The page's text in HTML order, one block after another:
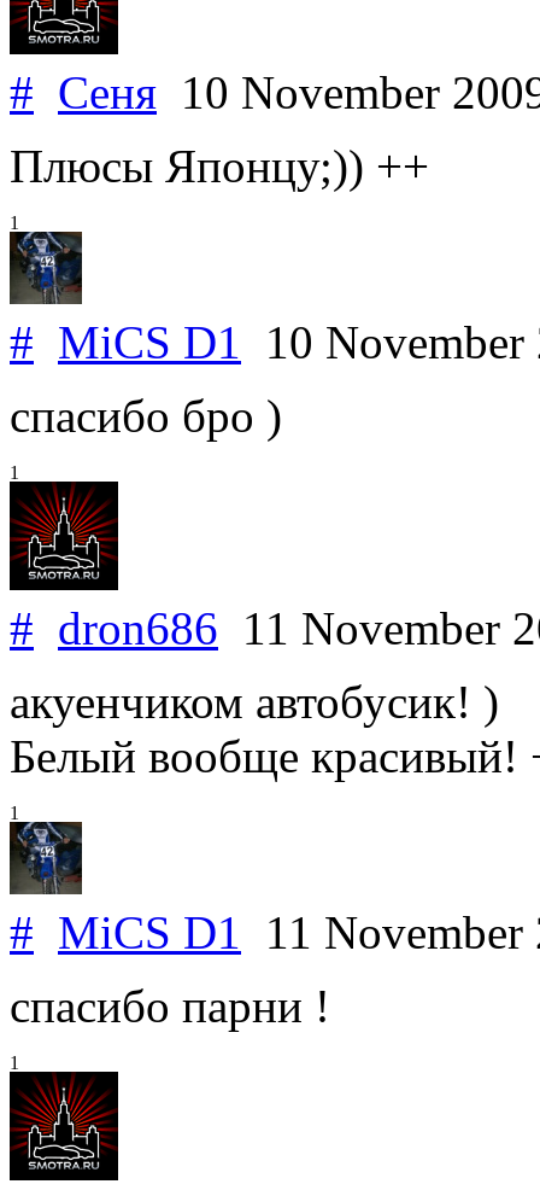
# Сеня 10 November
Плюсы Японцу;)) ++
1
# MiCS D1 10
спасибо бро )
1
# dron686 11 November
акуенчиком автобусик! )
Белый вообще красивый!
1
# MiCS D1 11
спасибо парни !
1